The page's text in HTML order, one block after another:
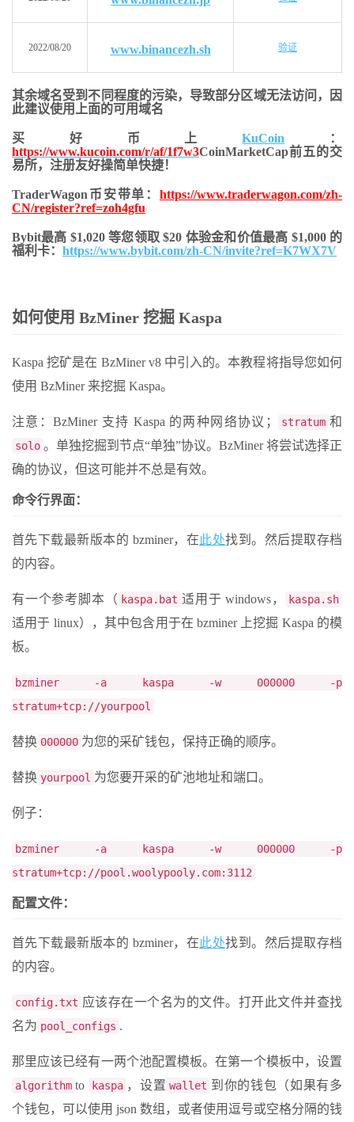
2022/08/20 www.binancezh.sh 验证
其余域名受到不同程度的污染，导致部分区域无法访问，
因
此建议使用上面的可用域名
买好币上KuCoin ：
https://www.kucoin.com/r/af/1f7w3CoinMarketCap前五的交
易所，注册友好操简单快捷！
TraderWagon币安带单： https://www.traderwagon.com/zh-
CN/register?ref=zoh4gfu
Bybit最高 $1,020 等您领取 $20 体验金和价值最高 $1,000 的
福利卡： https://www.bybit.com/zh-CN/invite?ref=K7WX7V
如何使用 BzMiner 挖掘 Kaspa
Kaspa 挖矿是在 BzMiner v8 中引入的。本教程将指导您如何
使用 BzMiner 来挖掘 Kaspa。
注意：BzMiner 支持 Kaspa 的两种网络协议； stratum 和
solo 。单独挖掘到节点“单独”协议。BzMiner 将尝试选择正
确的协议，但这可能并不总是有效。
命令行界面：
首先下载最新版本的 bzminer，在此处找到。然后提取存档
的内容。
有一个参考脚本（ kaspa.bat 适用于 windows， kaspa.sh
适用于 linux），其中包含用于在 bzminer 上挖掘 Kaspa 的模
板。
bzminer -a kaspa -w 000000 -p
stratum+tcp://yourpool
替换 000000 为您的采矿钱包，保持正确的顺序。
替换 yourpool 为您要开采的矿池地址和端口。
例子：
bzminer -a kaspa -w 000000 -p
stratum+tcp://pool.woolypooly.com:3112
配置文件：
首先下载最新版本的 bzminer，在此处找到。然后提取存档
的内容。
config.txt 应该存在一个名为的文件。打开此文件并查找
名为 pool_configs .
那里应该已经有一两个池配置模板。在第一个模板中，设置
algorithm to kaspa ，设置 wallet 到你的钱包（如果有多
个钱包，可以使用 json 数组，或者使用逗号或空格分隔的钱